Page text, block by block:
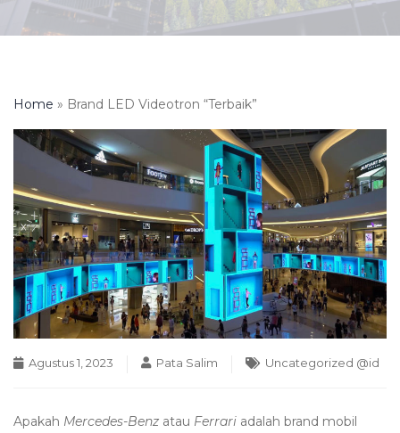
Home » Brand LED Videotron “Terbaik”
Agustus 1, 2023 Pata Salim Uncategorized @id
Apakah Mercedes-Benz atau Ferrari adalah brand mobil